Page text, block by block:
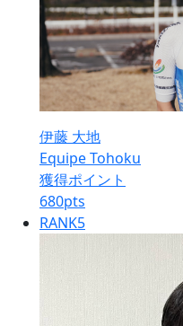
伊藤 大地
Equipe Tohoku
獲得ポイント
680pts
RANK5